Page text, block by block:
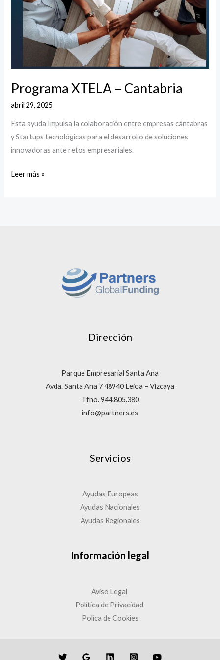
Programa XTELA – Cantabria
abril 29, 2025
Esta ayuda Impulsa la colaboración entre empresas cántabras
y Startups tecnológicas para el desarrollo de soluciones
innovadoras ante retos empresariales.
Cantabria
Leer más »
Dirección
Parque Empresarial Santa Ana
Avda. Santa Ana 7 48940 Leioa – Vizcaya
Tfno. 944.805.380
info@partners.es
Servicios
Ayudas Europeas
Ayudas Nacionales
Ayudas Regionales
Información legal
Aviso Legal
Política de Privacidad
Políca de Cookies